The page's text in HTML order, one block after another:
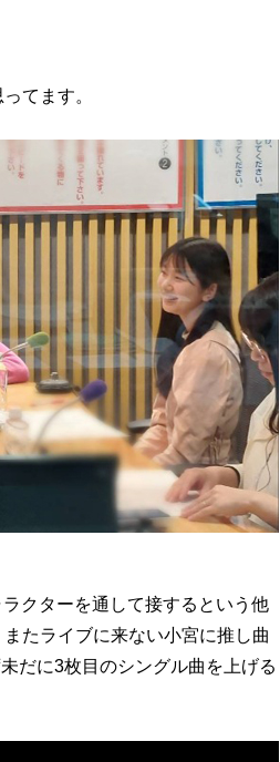
てます。
クターを通して接するという他
たライブに来ない小宮に推し曲
だに3枚目のシングル曲を上げる